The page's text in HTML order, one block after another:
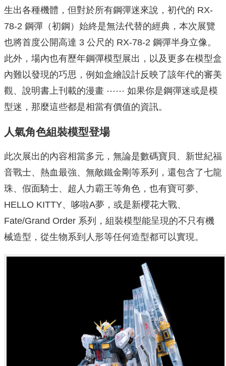
生出各種機體，但對於所有鋼彈迷來說，初代的 RX-
78-2 鋼彈（初鋼）始終是無法代替的經典，本次展覽
也將首度公開高達 3 公尺的 RX-78-2 鋼彈半身立像。
此外，場內也有歷年鋼彈模型展出，以及更多在模型盒
內難以發現的巧思，例如盒繪設計反映了該年代的審美
觀、說明書上刊載的漫畫 ⋯⋯ 如果你是鋼彈迷或是模
型迷，那麼這些都是相當有價值的資訊。
人氣角色組裝模型登場
此次展出的內容相當多元，無論是數碼寶貝、新世紀福
音戰士、熱血最強、無敵鐵金剛等系列，還包含了七龍
珠、假面騎士、超人力霸王等角色，也有寶可夢、
HELLO KITTY、哆啦A夢，或是新櫻花大戰、
Fate/Grand Order 系列，組裝模型能呈現的不只有機
械造型，從生物系到人形等任何造型都可以實現。